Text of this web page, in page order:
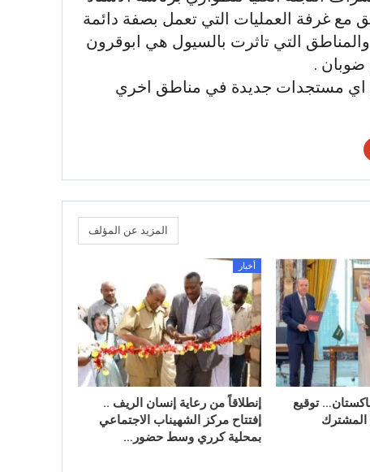
مع غرفة العمليات التي تعمل بصفة دائمة
والمناطق التي تاثرت بالسيول هي ابوقرون
ضوبان .
اي مستجدات جديدة في مناطق اخري
المزيد عن المؤلف
توقيع
المشترك
أخبار
إنطلاقاً من رعاية إنسان الريف ..
إفتتاح مركز الشهيناب الاجتماعي
بمحلية كرري وسط حضور…